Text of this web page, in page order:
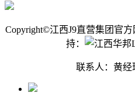
Copyright©江西J9直营集团官
持：
联系人：黄